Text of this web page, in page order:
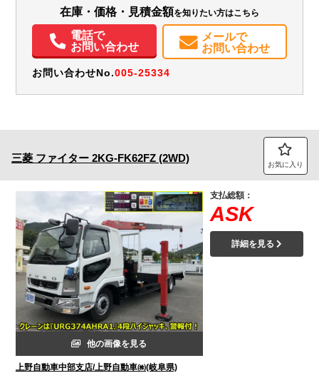
装備情報
エアコン パワステ パワーウィンドウ エアバッグ
アルミホイール
集中ドアロック
電動格納ミラー エアサスシート ETC
バックモニター
Sリミッタ
在庫・価格・見積金額を知りたい方はこちら
電話で
お問い合わせ
メールで
お問い合わせ
お問い合わせNo.005-25334
三菱 ファイター 2KG-FK62FZ (2WD) お気に入り
他の画像を見る
上野自動車中部支店/上野自動車㈱(岐阜県)
支払総額：
ASK
詳細を見る